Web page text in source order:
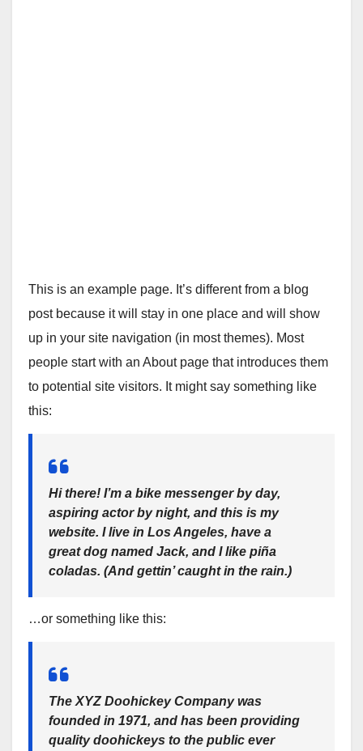
This is an example page. It’s different from a blog
post because it will stay in one place and will show
up in your site navigation (in most themes). Most
people start with an About page that introduces them
to potential site visitors. It might say something like
this:
Hi there! I’m a bike messenger by day,
aspiring actor by night, and this is my
website. I live in Los Angeles, have a
great dog named Jack, and I like piña
coladas. (And gettin’ caught in the rain.)
…or something like this:
The XYZ Doohickey Company was
founded in 1971, and has been providing
quality doohickeys to the public ever